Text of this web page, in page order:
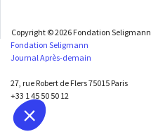
Copyright © 2026 Fondation Seligmann
Fondation Seligmann
Journal Après-demain
27, rue Robert de Flers 75015 Paris
+33 1 45 50 50 12